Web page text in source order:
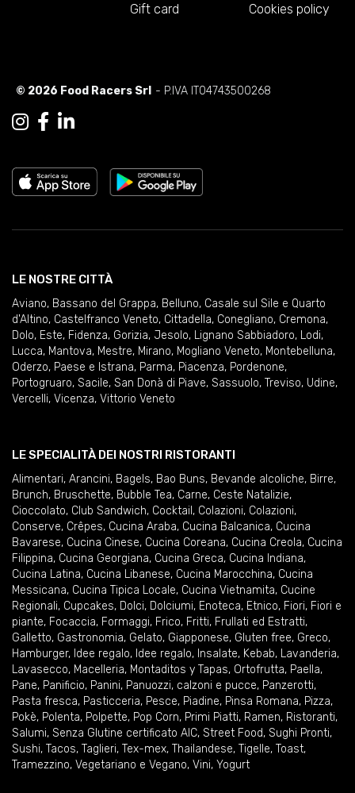
Gift card
Cookies policy
© 2026 Food Racers Srl - P.IVA IT04743500268
LE NOSTRE CITTÀ
Aviano, Bassano del Grappa, Belluno, Casale sul Sile e Quarto
d'Altino, Castelfranco Veneto, Cittadella, Conegliano, Cremona,
Dolo, Este, Fidenza, Gorizia, Jesolo, Lignano Sabbiadoro, Lodi,
Lucca, Mantova, Mestre, Mirano, Mogliano Veneto, Montebelluna,
Oderzo, Paese e Istrana, Parma, Piacenza, Pordenone,
Portogruaro, Sacile, San Donà di Piave, Sassuolo, Treviso, Udine,
Vercelli, Vicenza, Vittorio Veneto
LE SPECIALITÀ DEI NOSTRI RISTORANTI
Alimentari, Arancini, Bagels, Bao Buns, Bevande alcoliche, Birre,
Brunch, Bruschette, Bubble Tea, Carne, Ceste Natalizie,
Cioccolato, Club Sandwich, Cocktail , Colazioni, Colazioni,
Conserve, Crêpes, Cucina Araba, Cucina Balcanica, Cucina
Bavarese, Cucina Cinese, Cucina Coreana, Cucina Creola, Cucina
Filippina, Cucina Georgiana, Cucina Greca, Cucina Indiana,
Cucina Latina, Cucina Libanese, Cucina Marocchina, Cucina
Messicana, Cucina Tipica Locale, Cucina Vietnamita, Cucine
Regionali, Cupcakes, Dolci, Dolciumi, Enoteca, Etnico, Fiori, Fiori e
piante, Focaccia, Formaggi, Frico, Fritti, Frullati ed Estratti,
Galletto, Gastronomia, Gelato, Giapponese, Gluten free, Greco,
Hamburger, Idee regalo, Idee regalo, Insalate, Kebab, Lavanderia,
Lavasecco, Macelleria, Montaditos y Tapas, Ortofrutta, Paella,
Pane, Panificio, Panini, Panuozzi, calzoni e pucce, Panzerotti,
Pasta fresca, Pasticceria, Pesce, Piadine, Pinsa Romana, Pizza,
Pokè, Polenta, Polpette, Pop Corn, Primi Piatti, Ramen, Ristoranti,
Salumi, Senza Glutine certificato AIC, Street Food, Sughi Pronti,
Sushi, Tacos, Taglieri, Tex-mex, Thailandese, Tigelle, Toast,
Tramezzino, Vegetariano e Vegano, Vini, Yogurt